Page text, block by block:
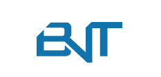
Zum Inhalt springen